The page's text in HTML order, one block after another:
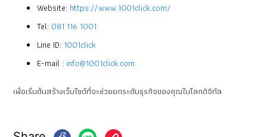
Website: https://www.1001click.com/
Tel: 081 116 1001
Line ID: 1001click
E-mail : info@1001click.com
เพื่อเริ่มต้นสร้างเว็บไซต์ที่จะช่วยยกระดับธุรกิจของคุณในโลกดิจิทัล